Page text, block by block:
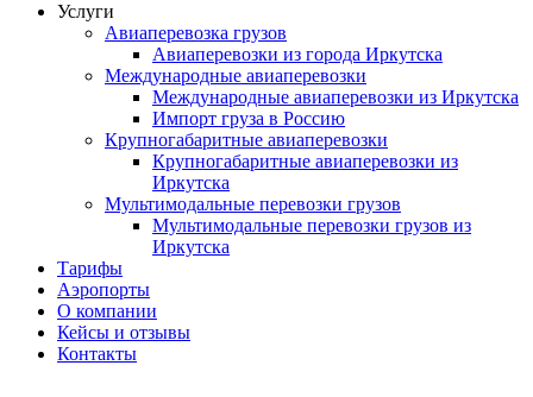
Услуги
Авиаперевозка грузов
Авиаперевозки из города Иркутска
Международные авиаперевозки
Международные авиаперевозки из Иркутска
Импорт груза в Россию
Крупногабаритные авиаперевозки
Крупногабаритные авиаперевозки из
Иркутска
Мультимодальные перевозки грузов
Мультимодальные перевозки грузов из
Иркутска
Тарифы
Аэропорты
О компании
Кейсы и отзывы
Контакты